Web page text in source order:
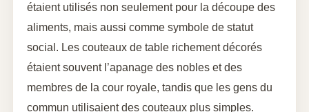
étaient utilisés non seulement pour la découpe des
aliments, mais aussi comme symbole de statut
social. Les couteaux de table richement décorés
étaient souvent l’apanage des nobles et des
membres de la cour royale, tandis que les gens du
commun utilisaient des couteaux plus simples.